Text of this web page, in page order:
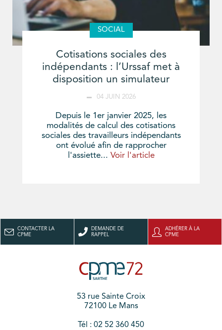
SOCIAL
Cotisations sociales des
indépendants : l’Urssaf met à
disposition un simulateur
04 JUIN 2026
Depuis le 1er janvier 2025, les
modalités de calcul des cotisations
sociales des travailleurs indépendants
ont évolué afin de rapprocher
l'assiette... Voir l'article
CONTACTER LA
CPME
DEMANDE DE
RAPPEL
ADHÉRER À LA
CPME
53 rue Sainte Croix
72100 Le Mans
Tél : 02 52 360 450